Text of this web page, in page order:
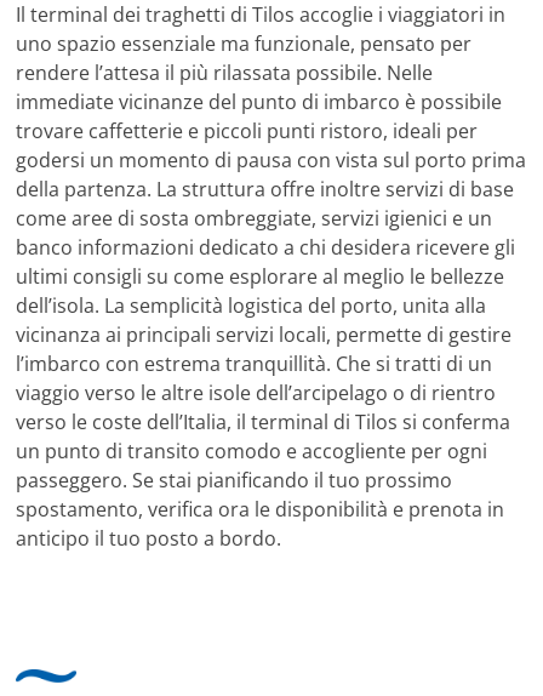
Il terminal dei traghetti di Tilos accoglie i viaggiatori in
uno spazio essenziale ma funzionale, pensato per
rendere l’attesa il più rilassata possibile. Nelle
immediate vicinanze del punto di imbarco è possibile
trovare caffetterie e piccoli punti ristoro, ideali per
godersi un momento di pausa con vista sul porto prima
della partenza. La struttura offre inoltre servizi di base
come aree di sosta ombreggiate, servizi igienici e un
banco informazioni dedicato a chi desidera ricevere gli
ultimi consigli su come esplorare al meglio le bellezze
dell’isola. La semplicità logistica del porto, unita alla
vicinanza ai principali servizi locali, permette di gestire
l’imbarco con estrema tranquillità. Che si tratti di un
viaggio verso le altre isole dell’arcipelago o di rientro
verso le coste dell’Italia, il terminal di Tilos si conferma
un punto di transito comodo e accogliente per ogni
passeggero. Se stai pianificando il tuo prossimo
spostamento, verifica ora le disponibilità e prenota in
anticipo il tuo posto a bordo.